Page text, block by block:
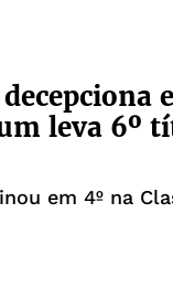
leva 6º
em 4º na